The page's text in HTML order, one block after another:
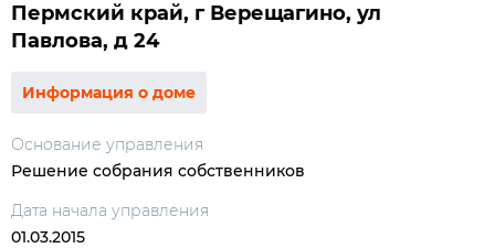
Пермский край, г Верещагино, ул
Павлова, д 24
Информация о доме
Основание управления
Решение собрания собственников
Дата начала управления
01.03.2015